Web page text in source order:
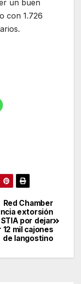
un buen
con 1.726
Red Chamber
extorsión
por dejar
12 mil cajones
de langostino